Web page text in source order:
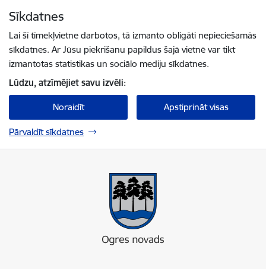
Sīkdatnes
Lai šī tīmekļvietne darbotos, tā izmanto obligāti nepieciešamās
sīkdatnes. Ar Jūsu piekrišanu papildus šajā vietnē var tikt
izmantotas statistikas un sociālo mediju sīkdatnes.
Lūdzu, atzīmējiet savu izvēli:
Noraidīt Apstiprināt visas
Pārvaldīt sīkdatnes